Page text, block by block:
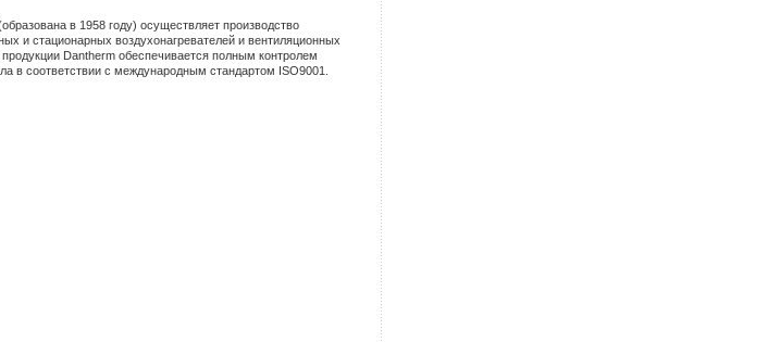
в 1958 году) осуществляет производство
и стационарных воздухонагревателей и вентиляционных
продукции Dantherm обеспечивается полным контролем
в соответствии с международным стандартом ISO9001.